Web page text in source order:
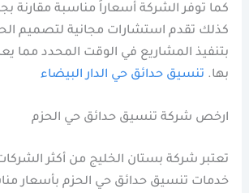
كما توفر الشركة أسعاراً مناسبة مقارنة
كذلك تقدم استشارات مجانية لتصميم
بتنفيذ المشاريع في الوقت المحدد مما
بها. تنسيق حدائق حي الدار البيضاء
ارخص شركة تنسيق حدائق حي الحزم
تعتبر شركة بستان الخليج من أكثر
خدمات تنسيق حدائق حي الحزم بأسعار